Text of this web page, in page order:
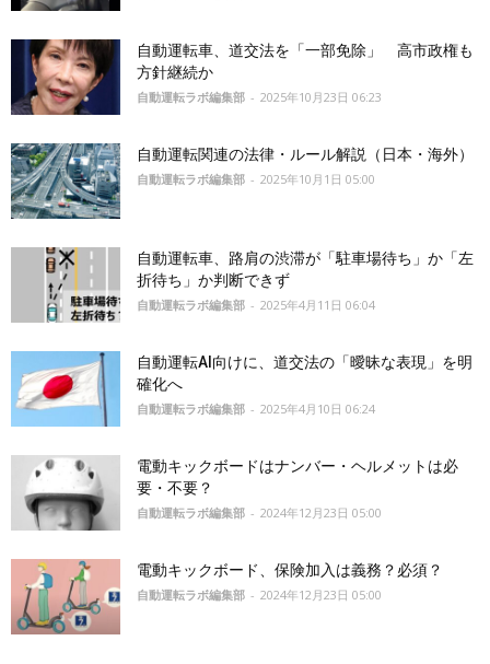
自動運転車、道交法を「一部免除」 高市政権も
方針継続か
自動運転ラボ編集部 - 2025年10月23日 06:23
自動運転関連の法律・ルール解説（日本・海外）
自動運転ラボ編集部 - 2025年10月1日 05:00
自動運転車、路肩の渋滞が「駐車場待ち」か「左
折待ち」か判断できず
自動運転ラボ編集部 - 2025年4月11日 06:04
自動運転AI向けに、道交法の「曖昧な表現」を明
確化へ
自動運転ラボ編集部 - 2025年4月10日 06:24
電動キックボードはナンバー・ヘルメットは必
要・不要？
自動運転ラボ編集部 - 2024年12月23日 05:00
電動キックボード、保険加入は義務？必須？
自動運転ラボ編集部 - 2024年12月23日 05:00